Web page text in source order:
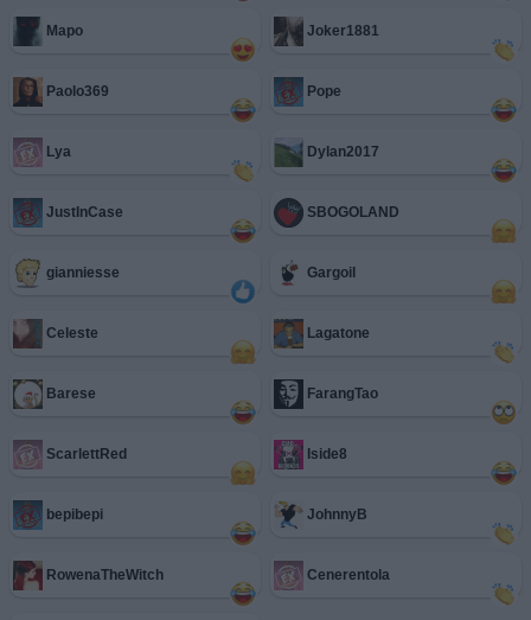
Mapo Joker1881
Paolo369 Pope
Lya Dylan2017
JustInCase SBOGOLAND
gianniesse Gargoil
Celeste Lagatone
Barese FarangTao
ScarlettRed Iside8
bepibepi JohnnyB
RowenaTheWitch Cenerentola